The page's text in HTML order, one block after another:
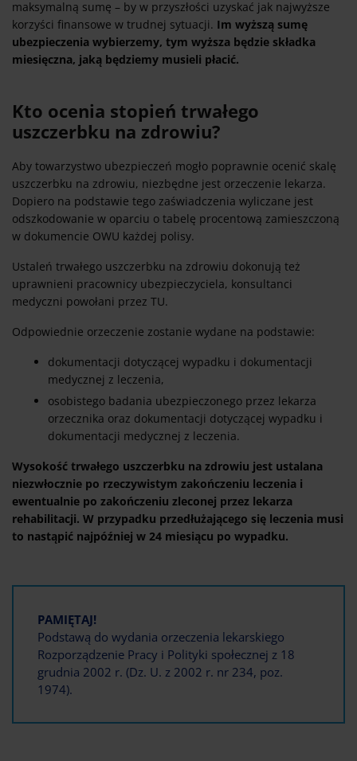
maksymalną sumę – by w przyszłości uzyskać jak najwyższe
korzyści finansowe w trudnej sytuacji. Im wyższą sumę
ubezpieczenia wybierzemy, tym wyższa będzie składka
miesięczna, jaką będziemy musieli płacić.
Kto ocenia stopień trwałego
uszczerbku na zdrowiu?
Aby towarzystwo ubezpieczeń mogło poprawnie ocenić skalę
uszczerbku na zdrowiu, niezbędne jest orzeczenie lekarza.
Dopiero na podstawie tego zaświadczenia wyliczane jest
odszkodowanie w oparciu o tabelę procentową zamieszczoną
w dokumencie OWU każdej polisy.
Ustaleń trwałego uszczerbku na zdrowiu dokonują też
uprawnieni pracownicy ubezpieczyciela, konsultanci
medyczni powołani przez TU.
Odpowiednie orzeczenie zostanie wydane na podstawie:
dokumentacji dotyczącej wypadku i dokumentacji
medycznej z leczenia,
osobistego badania ubezpieczonego przez lekarza
orzecznika oraz dokumentacji dotyczącej wypadku i
dokumentacji medycznej z leczenia.
Wysokość trwałego uszczerbku na zdrowiu jest ustalana
niezwłocznie po rzeczywistym zakończeniu leczenia i
ewentualnie po zakończeniu zleconej przez lekarza
rehabilitacji. W przypadku przedłużającego się leczenia musi
to nastąpić najpóźniej w 24 miesiącu po wypadku.
PAMIĘTAJ!
Podstawą do wydania orzeczenia lekarskiego
Rozporządzenie Pracy i Polityki społecznej z 18
grudnia 2002 r. (Dz. U. z 2002 r. nr 234, poz.
1974).